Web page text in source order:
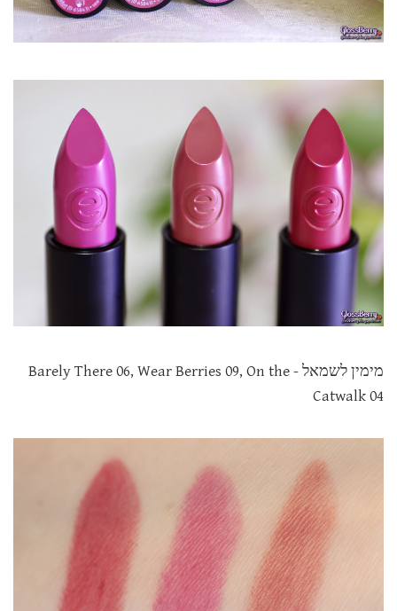
מימין לשמאל - Barely There 06, Wear Berries 09, On the
Catwalk 04